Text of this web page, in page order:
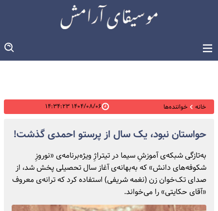
خانه خواننده‌ها ۱۴۰۴/۰۸/۰۶ ۱۴:۳۴:۲۳
حواستان نبود، یک سال از پرستو احمدی گذشت!
به‌تازگی شبکه‌ی آموزشِ سیما در تیتراژِ ویژه‌برنامه‌ی «نوروزِ
شکوفه‌های دانش» که به‌بهانه‌ی آغاز سال تحصیلی پخش شد، از
صدای تک‌خوان زن (نغمه شریفی) استفاده کرد که ترانه‌ی معروف
«آقای حکایتی»‌ را می‌خواند.